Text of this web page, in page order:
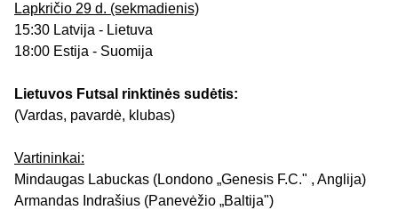
Lapkričio 29 d. (sekmadienis)
15:30 Latvija - Lietuva
18:00 Estija - Suomija
Lietuvos Futsal rinktinės sudėtis:
(Vardas, pavardė, klubas)
Vartininkai:
Mindaugas Labuckas (Londono „Genesis F.C." , Anglija)
Armandas Indrašius (Panevėžio „Baltija")